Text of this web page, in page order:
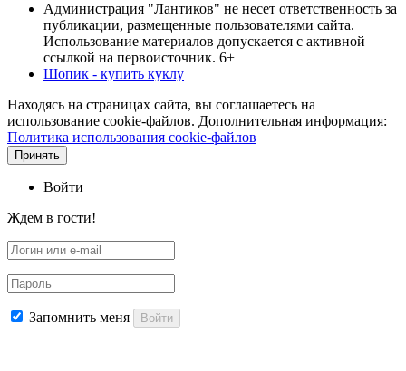
Администрация "Лантиков" не несет ответственность за
публикации, размещенные пользователями сайта.
Использование материалов допускается с активной
ссылкой на первоисточник. 6+
Шопик - купить куклу
Находясь на страницах сайта, вы соглашаетесь на
использование cookie-файлов. Дополнительная информация:
Политика использования cookie-файлов
Принять
Войти
Ждем в гости!
Запомнить меня Войти